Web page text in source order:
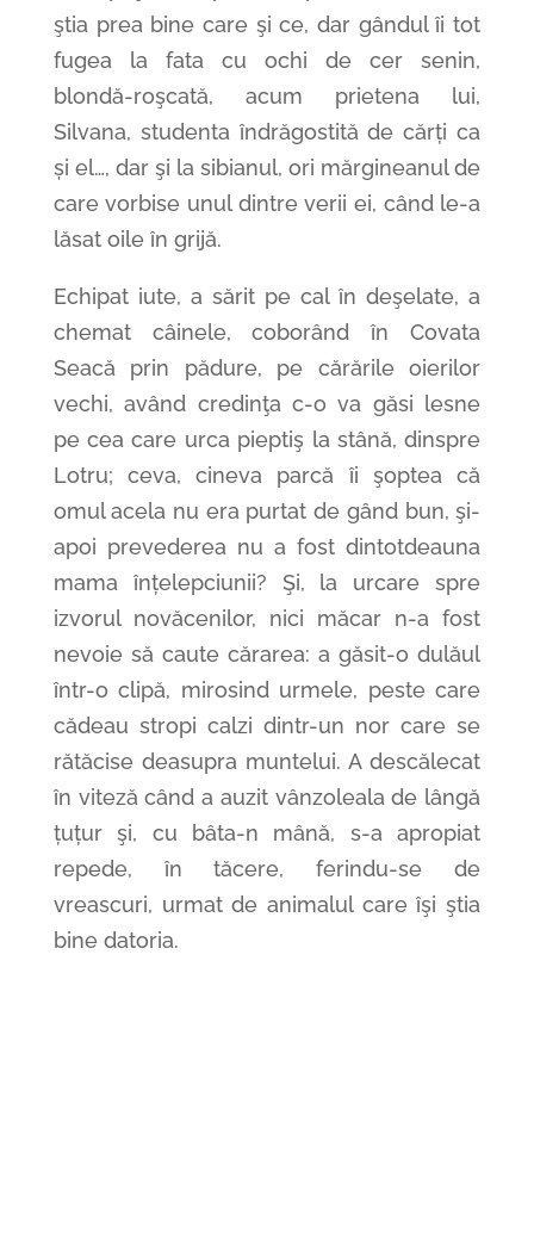
ştia prea bine care şi ce, dar gândul îi tot
fugea la fata cu ochi de cer senin,
blondă-roşcată, acum prietena lui,
Silvana, studenta îndrăgostită de cărți ca
și el…, dar şi la sibianul, ori mărgineanul de
care vorbise unul dintre verii ei, când le-a
lăsat oile în grijă.
Echipat iute, a sărit pe cal în deşelate, a
chemat câinele, coborând în Covata
Seacă prin pădure, pe cărările oierilor
vechi, având credinţa c-o va găsi lesne
pe cea care urca pieptiş la stână, dinspre
Lotru; ceva, cineva parcă îi şoptea că
omul acela nu era purtat de gând bun, şi-
apoi prevederea nu a fost dintotdeauna
mama înțelepciunii? Şi, la urcare spre
izvorul novăcenilor, nici măcar n-a fost
nevoie să caute cărarea: a găsit-o dulăul
într-o clipă, mirosind urmele, peste care
cădeau stropi calzi dintr-un nor care se
rătăcise deasupra muntelui. A descălecat
în viteză când a auzit vânzoleala de lângă
țuțur şi, cu bâta-n mână, s-a apropiat
repede, în tăcere, ferindu-se de
vreascuri, urmat de animalul care îşi ştia
bine datoria.